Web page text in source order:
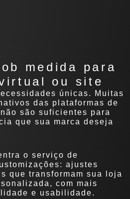
medida para
ou site
únicas. Muitas
das plataformas de
são suficientes para
que sua marca deseja
o serviço de
ajustes
que transformam sua loja
com mais
e usabilidade.